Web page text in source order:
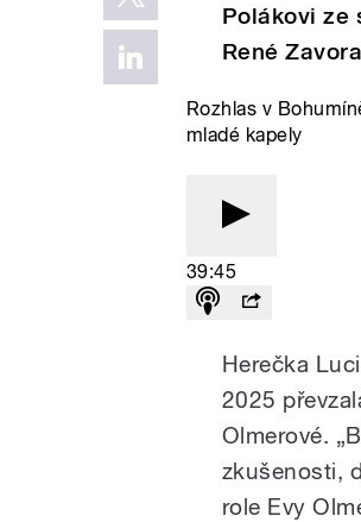
Polákovi ze
René
Rozhlas v
mladé kapely
39:45
Herečka
2025
Olmerové.
zkušenosti,
role Evy